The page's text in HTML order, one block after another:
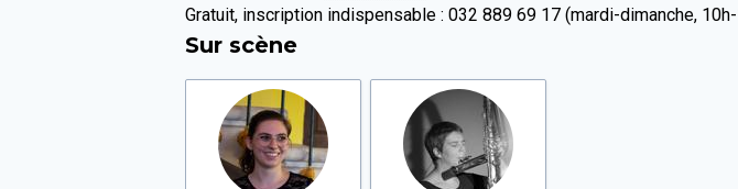
Gratuit, inscription indispensable : 032 889 69 17 (mardi-dimanche,
Sur scène